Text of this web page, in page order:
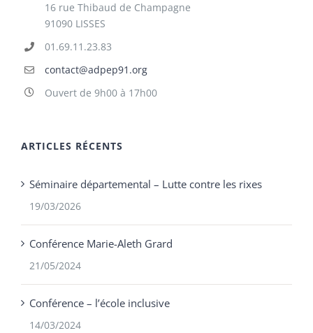
16 rue Thibaud de Champagne
91090 LISSES
01.69.11.23.83
contact@adpep91.org
Ouvert de 9h00 à 17h00
ARTICLES RÉCENTS
Séminaire départemental – Lutte contre les rixes
19/03/2026
Conférence Marie-Aleth Grard
21/05/2024
Conférence – l’école inclusive
14/03/2024